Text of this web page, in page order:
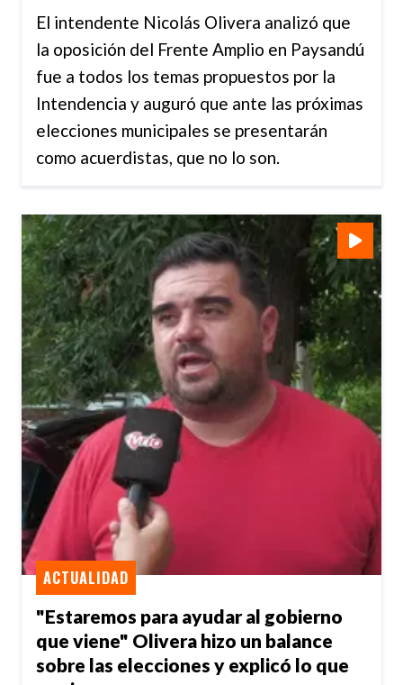
El intendente Nicolás Olivera analizó que
la oposición del Frente Amplio en Paysandú
fue a todos los temas propuestos por la
Intendencia y auguró que ante las próximas
elecciones municipales se presentarán
como acuerdistas, que no lo son.
"Estaremos para ayudar al gobierno
que viene" Olivera hizo un balance
sobre las elecciones y explicó lo que
ACTUALIDAD